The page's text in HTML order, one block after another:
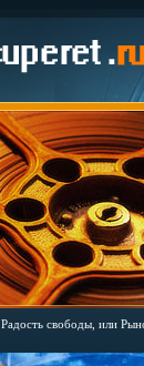
Радость свободы, или